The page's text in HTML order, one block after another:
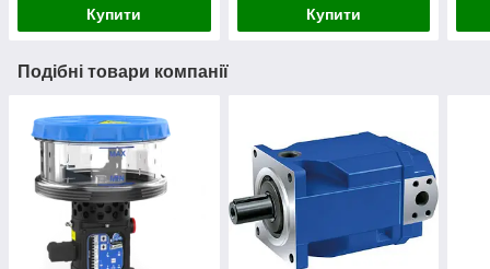
Купити Купити
Подібні товари компанії